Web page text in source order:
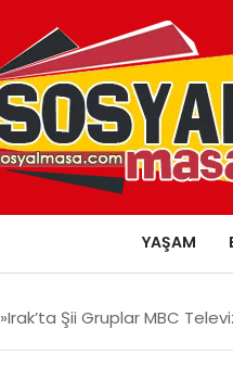
YAŞAM
Irak’ta Şii Gruplar MBC